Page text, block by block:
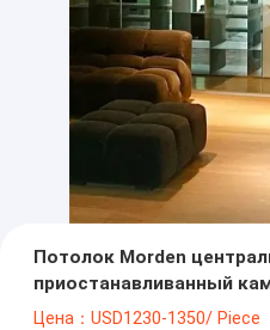
Потолок Morden
приостанавливанный
Цена：USD1230-1350/ Piece